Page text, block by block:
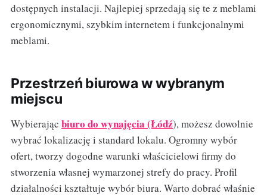
dostępnych instalacji. Najlepiej sprzedają się te z meblami
ergonomicznymi, szybkim internetem i funkcjonalnymi
meblami.
Przestrzeń biurowa w wybranym
miejscu
Wybierając biuro do wynajęcia (Łódź), możesz dowolnie
wybrać lokalizację i standard lokalu. Ogromny wybór
ofert, tworzy dogodne warunki właścicielowi firmy do
stworzenia własnej wymarzonej strefy do pracy. Profil
działalności kształtuje wybór biura. Warto dobrać właśnie